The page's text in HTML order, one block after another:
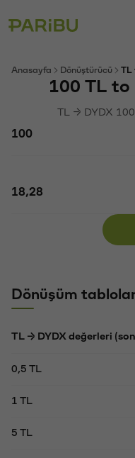
Anasayfa Dönüştürücü TL
100 TL to
TL → DYDX
Dönüşüm
TL → DYDX değerleri
0,5 TL
1 TL
5 TL